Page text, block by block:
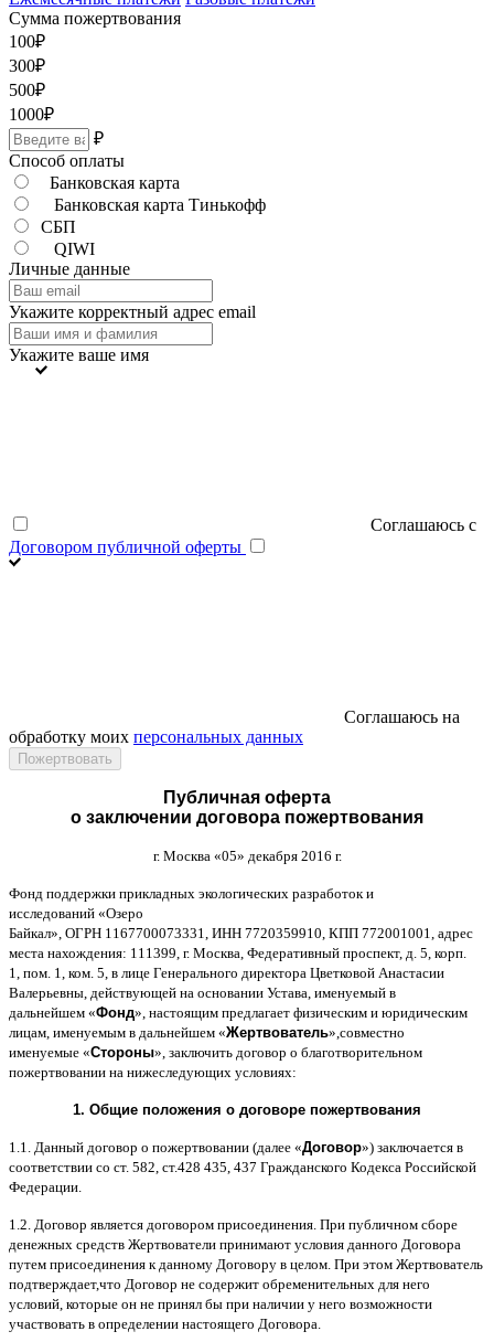
Сумма пожертвования
100₽
300₽
500₽
1000₽
₽
Способ оплаты
Банковская карта
Банковская карта Тинькофф
СБП
QIWI
Личные данные
Укажите корректный адрес email
Укажите ваше имя
Соглашаюсь с
Договором публичной оферты
Соглашаюсь на
обработку моих персональных данных
Публичная оферта
о заключении договора пожертвования
г. Москва «05» декабря 2016 г.
Фонд поддержки прикладных экологических разработок и
исследований «Озеро
Байкал», ОГРН 1167700073331, ИНН 7720359910, КПП 772001001, адрес
места нахождения: 111399, г. Москва Федеративный проспект, д . 5, корп
1, пом . 1, ком . 5, в лице Генерального директора Цветковой Анастасии
Валерьевны действующей на основании Устава именуемый в
дальнейшем «Фонд», настоящим предлагает физическим и юридическим
лицам именуемым в дальнейшем «Жертвователь», совместно
именуемые «Стороны», заключить договор o благотворительном
пожертвовании на нижеследующих условиях:
1. Общие положения o договоре пожертвования
1.1. Данный договор о пожертвовании (далее «Договор») заключается в
соответствии со ст. 582, ст.428 435, 437 Гражданского Кодекса Российской
Федерации
1.2. Договор является договором присоединения При публичном сборе
денежных средств Жертвователи принимают условия данного Договора
путем присоединения к данному Договору в целом При этом Жертвователь
подтверждает,что Договор не содержит обременительных для него
условий которые он не принял бы при наличии у него возможности
участвовать в определении настоящего Договора